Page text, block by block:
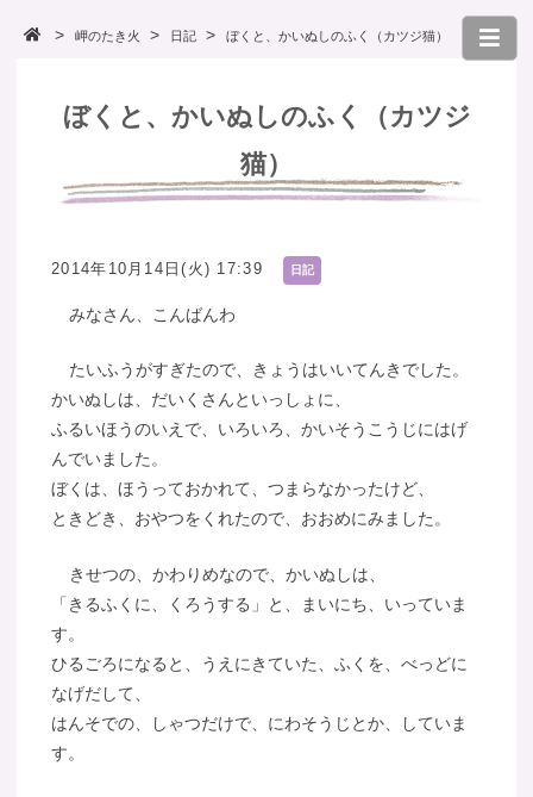
岬のたき火 日記 ぼくと、かいぬしのふく（カツジ猫）
ぼくと、かいぬしのふく（カツジ
猫）
2014年10月14日(火) 17:39 日記
みなさん、こんばんわ
たいふうがすぎたので、きょうはいいてんきでした。
かいぬしは、だいくさんといっしょに、
ふるいほうのいえで、いろいろ、かいそうこうじにはげ
んでいました。
ぼくは、ほうっておかれて、つまらなかったけど、
ときどき、おやつをくれたので、おおめにみました。
きせつの、かわりめなので、かいぬしは、
「きるふくに、くろうする」と、まいにち、いっていま
す。
ひるごろになると、うえにきていた、ふくを、べっどに
なげだして、
はんそでの、しゃつだけで、にわそうじとか、していま
す。